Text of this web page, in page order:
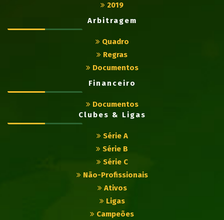
2019
Arbitragem
Quadro
Regras
Documentos
Financeiro
Documentos
Clubes & Ligas
Série A
Série B
Série C
Não-Profissionais
Ativos
Ligas
Campeões